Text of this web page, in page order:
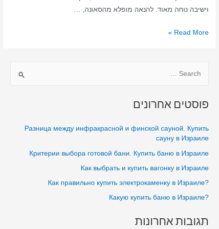
וישיבה נוחה מאוד. להנאה מופלא מהסאונה, …
סאונה
–
באורנית
בבית
Read More »
r
:
פוסטים אחרונים
Разница между инфракрасной и финской сауной. Купить
сауну в Израиле
Критерии выбора готовой бани. Купить баню в Израиле
Как выбрать и купить вагонку в Израиле
?Как правильно купить электрокаменку в Израиле
?Какую купить баню в Израиле
תגובות אחרונות